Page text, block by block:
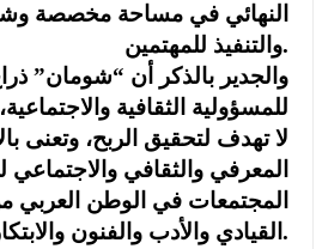
النهائي في مساحة مخصصة
والتنفيذ للمهتمين.
والجدير بالذكر أن “شومان”
للمسؤولية الثقافية
لا تهدف لتحقيق الربح، وتعنى
المعرفي والثقافي
المجتمعات في الوطن العربي
القيادي والأدب والفنون والابتكار.